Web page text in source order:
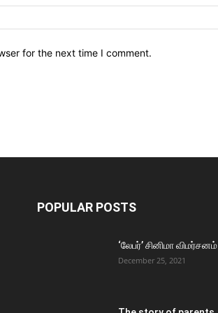
for the next time I comment.
POPULAR POSTS
‘லேபர்’ சினிமா விமர்சனம்
December 25, 2021